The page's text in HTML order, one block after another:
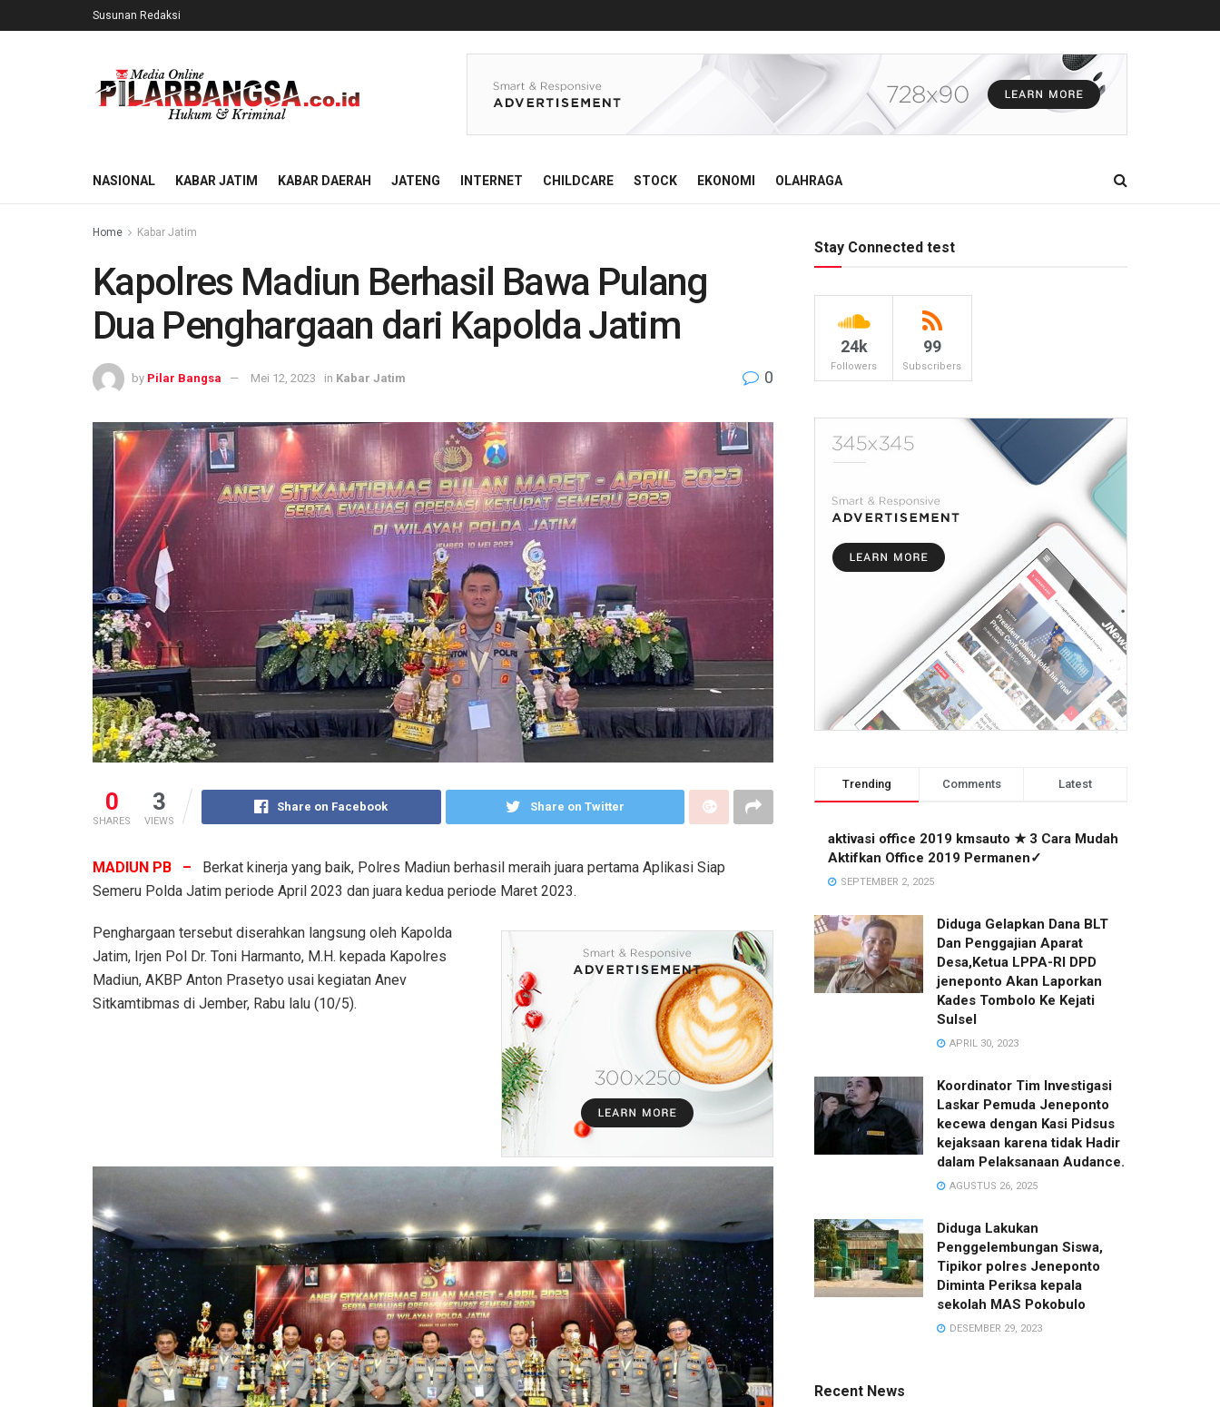
Susunan Redaksi
NASIONAL KABAR JATIM KABAR DAERAH JATENG INTERNET CHILDCARE STOCK EKONOMI OLAHRAGA
Home Kabar Jatim
Kapolres Madiun Berhasil Bawa Pulang
Dua Penghargaan dari Kapolda Jatim
by Pilar Bangsa Mei 12, 2023 in Kabar Jatim 0
0
SHARES
3
VIEWS
Share on Facebook Share on Twitter
MADIUN PB – Berkat kinerja yang baik, Polres Madiun berhasil meraih juara pertama Aplikasi Siap
Semeru Polda Jatim periode April 2023 dan juara kedua periode Maret 2023.
Penghargaan tersebut diserahkan langsung oleh Kapolda
Jatim, Irjen Pol Dr. Toni Harmanto, M.H. kepada Kapolres
Madiun, AKBP Anton Prasetyo usai kegiatan Anev
Sitkamtibmas di Jember, Rabu lalu (10/5).
Stay Connected test
24k
Followers
99
Subscribers
Trending Comments Latest
aktivasi office 2019 kmsauto ★ 3 Cara Mudah
Aktifkan Office 2019 Permanen✓
SEPTEMBER 2, 2025
Diduga Gelapkan Dana BLT
Dan Penggajian Aparat
Desa,Ketua LPPA-RI DPD
jeneponto Akan Laporkan
Kades Tombolo Ke Kejati
Sulsel
APRIL 30, 2023
Koordinator Tim Investigasi
Laskar Pemuda Jeneponto
kecewa dengan Kasi Pidsus
kejaksaan karena tidak Hadir
dalam Pelaksanaan Audance.
AGUSTUS 26, 2025
Diduga Lakukan
Penggelembungan Siswa,
Tipikor polres Jeneponto
Diminta Periksa kepala
sekolah MAS Pokobulo
DESEMBER 29, 2023
Recent News